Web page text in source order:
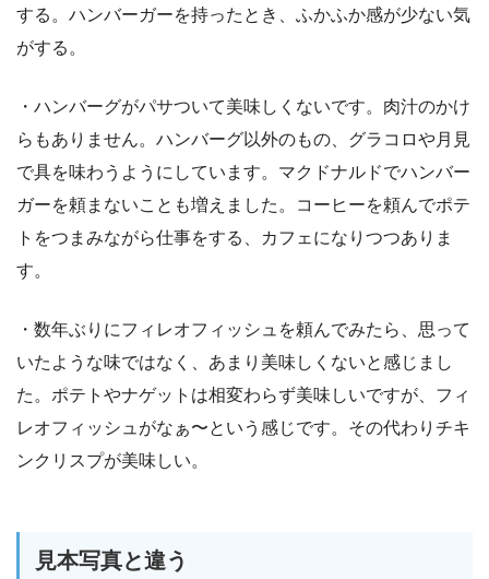
する。ハンバーガーを持ったとき、ふかふか感が少ない気
がする。
・ハンバーグがパサついて美味しくないです。肉汁のかけ
らもありません。ハンバーグ以外のもの、グラコロや月見
で具を味わうようにしています。マクドナルドでハンバー
ガーを頼まないことも増えました。コーヒーを頼んでポテ
トをつまみながら仕事をする、カフェになりつつありま
す。
・数年ぶりにフィレオフィッシュを頼んでみたら、思って
いたような味ではなく、あまり美味しくないと感じまし
た。ポテトやナゲットは相変わらず美味しいですが、フィ
レオフィッシュがなぁ〜という感じです。その代わりチキ
ンクリスプが美味しい。
見本写真と違う